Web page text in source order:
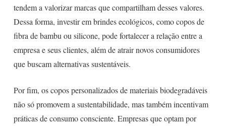
tendem a valorizar marcas que compartilham desses valores.
Dessa forma, investir em brindes ecológicos, como copos de
fibra de bambu ou silicone, pode fortalecer a relação entre a
empresa e seus clientes, além de atrair novos consumidores
que buscam alternativas sustentáveis.
Por fim, os copos personalizados de materiais biodegradáveis
não só promovem a sustentabilidade, mas também incentivam
práticas de consumo consciente. Empresas que optam por